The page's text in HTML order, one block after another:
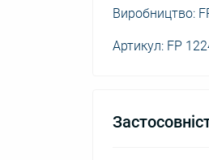
Виробництво:
Артикул: FP